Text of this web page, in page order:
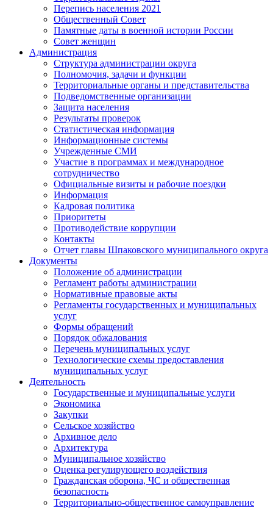
Перепись населения 2021
Общественный Совет
Памятные даты в военной истории России
Совет женщин
Администрация
Структура администрации округа
Полномочия, задачи и функции
Территориальные органы и представительства
Подведомственные организации
Защита населения
Результаты проверок
Статистическая информация
Информационные системы
Учрежденные СМИ
Участие в программах и международное
сотрудничество
Официальные визиты и рабочие поездки
Информация
Кадровая политика
Приоритеты
Противодействие коррупции
Контакты
Отчет главы Шпаковского муниципального округа
Документы
Положение об администрации
Регламент работы администрации
Нормативные правовые акты
Регламенты государственных и муниципальных
услуг
Формы обращений
Порядок обжалования
Перечень муниципальных услуг
Технологические схемы предоставления
муниципальных услуг
Деятельность
Государственные и муниципальные услуги
Экономика
Закупки
Сельское хозяйство
Архивное дело
Архитектура
Муниципальное хозяйство
Оценка регулирующего воздействия
Гражданская оборона, ЧС и общественная
безопасность
Территориально-общественное самоуправление